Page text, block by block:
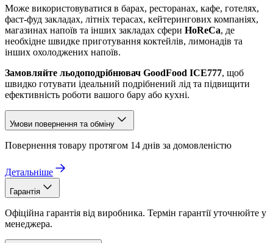
Може використовуватися в барах, ресторанах, кафе, готелях,
фаст-фуд закладах, літніх терасах, кейтерингових компаніях,
магазинах напоїв та інших закладах сфери HoReCa, де
необхідне швидке приготування коктейлів, лимонадів та
інших охолоджених напоїв.
Замовляйте льодоподрібнювач GoodFood ICE777, щоб
швидко готувати ідеальний подрібнений лід та підвищити
ефективність роботи вашого бару або кухні.
Умови повернення та обміну
Повернення товару протягом 14 днів за домовленістю
Детальніше
Гарантія
Офіційна гарантія від виробника. Термін гарантії уточнюйте у
менеджера.